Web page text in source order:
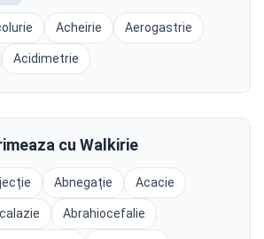
Acheirie Aerogastrie
Acidimetrie
cu Walkirie
Abnegație Acacie
Abrahiocefalie